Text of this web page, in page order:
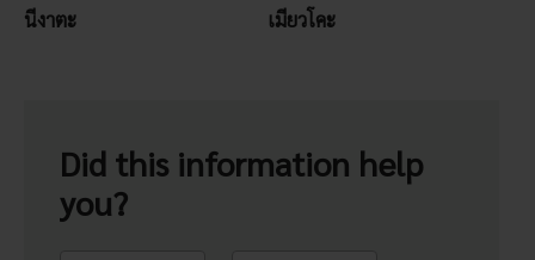
นีงาตะ เมียวโคะ
Did this information help
you?